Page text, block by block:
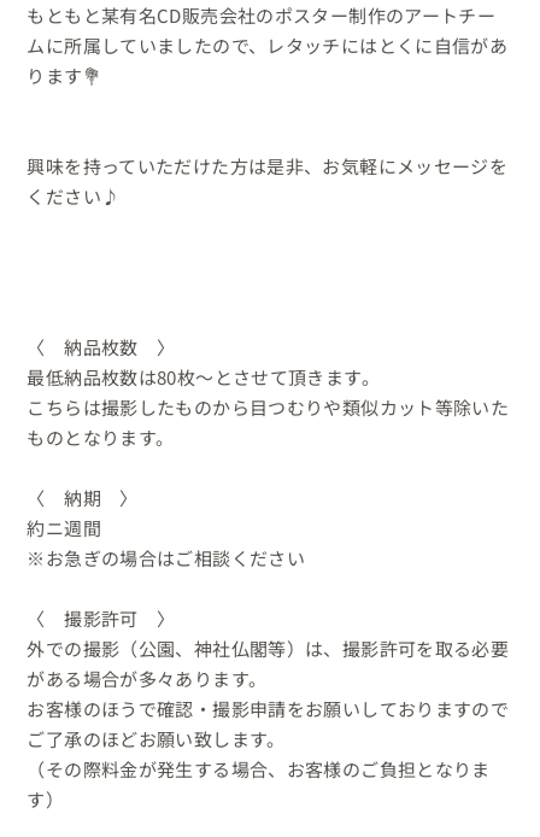
もともと某有名CD販売会社のポスター制作のアートチー
ムに所属していましたので、レタッチにはとくに自信があ
ります💐
興味を持っていただけた方は是非、お気軽にメッセージを
ください♪
〈　納品枚数　〉
最低納品枚数は80枚～とさせて頂きます。
こちらは撮影したものから目つむりや類似カット等除いた
ものとなります。
〈　納期　〉
約ニ週間
※お急ぎの場合はご相談ください
〈　撮影許可　〉
外での撮影（公園、神社仏閣等）は、撮影許可を取る必要
がある場合が多々あります。
お客様のほうで確認・撮影申請をお願いしておりますので
ご了承のほどお願い致します。
（その際料金が発生する場合、お客様のご負担となりま
す）